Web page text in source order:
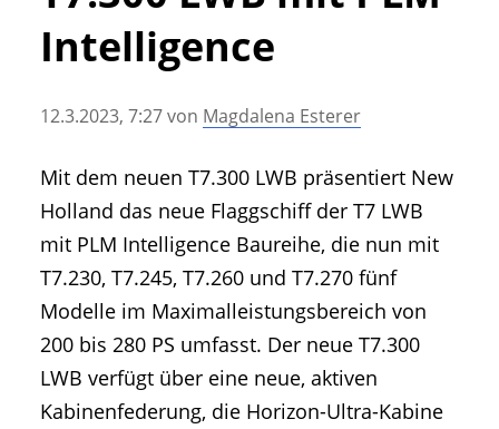
• Messen und Veranstaltungen
• Agritechnica Neuheiten Archiv
Intelligence
12.3.2023, 7:27von Magdalena Esterer
Mit dem neuen T7.300 LWB präsentiert New
Holland das neue Flaggschiff der T7 LWB
mit PLM Intelligence Baureihe, die nun mit
T7.230, T7.245, T7.260 und T7.270 fünf
Modelle im Maximalleistungsbereich von
200 bis 280 PS umfasst. Der neue T7.300
LWB verfügt über eine neue, aktiven
Kabinenfederung, die Horizon-Ultra-Kabine